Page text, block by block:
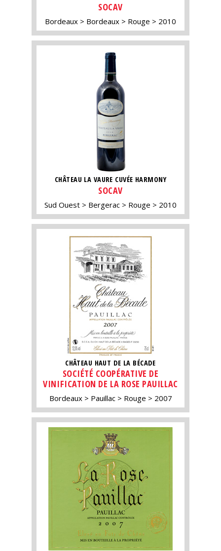
SOCAV
Bordeaux Bordeaux Rouge 2010
CHÂTEAU LA VAURE CUVÉE HARMONY
SOCAV
Sud Ouest Bergerac Rouge 2010
CHÂTEAU HAUT DE LA BÉCADE
SOCIÉTÉ COOPÉRATIVE DE
VINIFICATION DE LA ROSE PAUILLAC
Bordeaux Pauillac Rouge 2007